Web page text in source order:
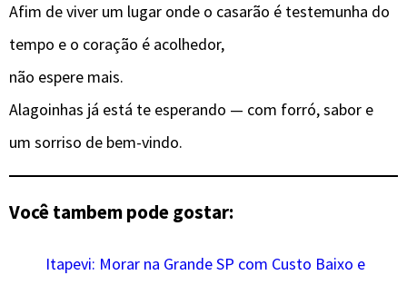
Afim de viver um lugar onde o casarão é testemunha do
tempo e o coração é acolhedor,
não espere mais.
Alagoinhas já está te esperando — com forró, sabor e
um sorriso de bem-vindo.
Você tambem pode gostar:
Itapevi: Morar na Grande SP com Custo Baixo e